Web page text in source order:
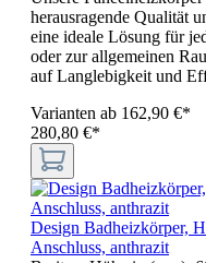
herausragende Qualität
eine ideale Lösung für
oder zur allgemeinen
auf Langlebigkeit und
Varianten ab 162,90 €*
280,80 €*
Design Badheizkörper,
Anschluss, anthrazit